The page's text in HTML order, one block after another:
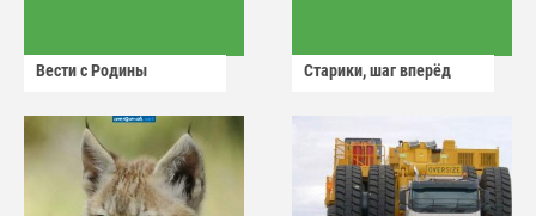
Вести с Родины Старики, шаг вперёд